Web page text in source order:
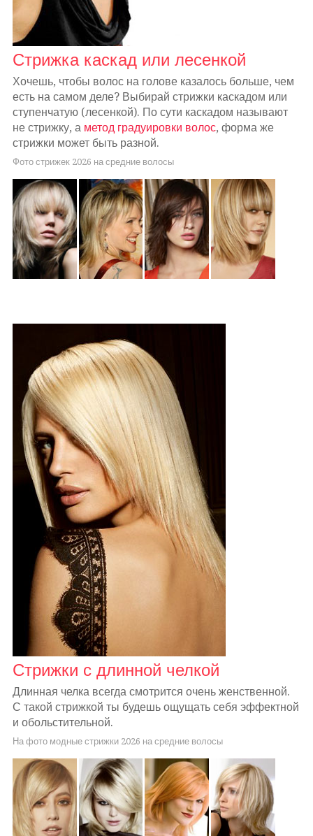
Стрижка каскад или лесенкой
Хочешь, чтобы волос на голове казалось больше, чем
есть на самом деле? Выбирай стрижки каскадом или
ступенчатую (лесенкой). По сути каскадом называют
не стрижку, а метод градуировки волос, форма же
стрижки может быть разной.
Фото стрижек 2026 на средние волосы
Стрижки с длинной челкой
Длинная челка всегда смотрится очень женственной.
С такой стрижкой ты будешь ощущать себя эффектной
и обольстительной.
На фото модные стрижки 2026 на средние волосы